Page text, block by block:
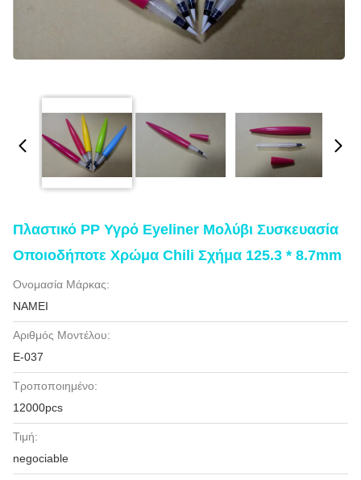
Πλαστικό PP Υγρό Eyeliner Μολύβι Συσκευασία
Οποιοδήποτε Χρώμα Chili Σχήμα 125.3 * 8.7mm
Ονομασία Μάρκας:
NAMEI
Αριθμός Μοντέλου:
Ε-037
Τροποποιημένο:
12000pcs
Τιμή:
negociable